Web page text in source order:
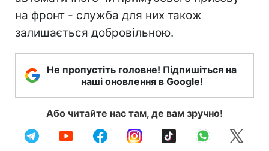
на фронт - служба для них також
залишається добровільною.
Не пропустіть головне! Підпишіться на
наші оновлення в Google!
Або читайте нас там, де вам зручно!